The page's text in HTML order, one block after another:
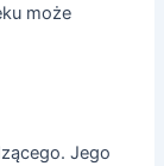
może
Jego